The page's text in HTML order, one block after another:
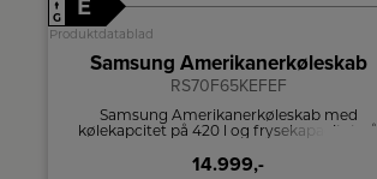
↑
G
E
Produktdatablad
Samsung Amerikanerkøleskab
RS70F65KEFEF
Samsung Amerikanerkøleskab med
kølekapcitet på 420 l og frysekapacitet på
14.999,-